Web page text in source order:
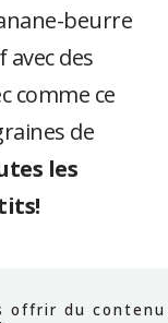
beurre
avec des
comme ce
de
les